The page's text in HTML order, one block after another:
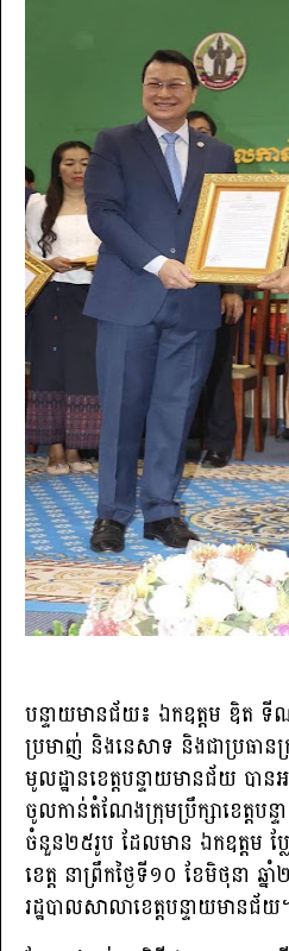
បន្ទាយមានជ័យ៖ ឯកឧត្តម ឌិត ទីណ
ប្រមាញ់ និងនេសាទ និងជាប្រធានក្រុ
មូលដ្ឋានខេត្តបន្ទាយមានជ័យ បា
ចូលកាន់តំណែងក្រុមប្រឹក្សាខេត្តប
ចំនួន២៥រូប ដែលមាន ឯកឧត្តម ប្លែ
ខេត្ត នាព្រឹកថ្ងៃទី១០ ខែមិថុនា
រដ្ឋបាលសាលាខេត្តបន្ទាយមានជ័យ